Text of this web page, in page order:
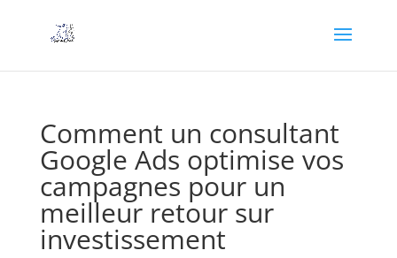
Comment un consultant
Google Ads optimise vos
campagnes pour un
meilleur retour sur
investissement